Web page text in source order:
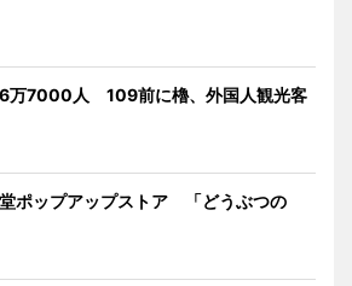
6万7000人 109前に櫓、外国人観光客
ポップアップストア 「どうぶつの